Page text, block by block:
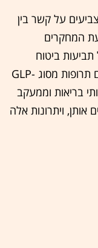
על קשר בין
המחקרים
ביטוח
ומאגרי מידע רפואיים. מטופלים שנוטלים תרופות מסוג GLP-
בריאות וממעקב
אותן, ויתרונות אלה